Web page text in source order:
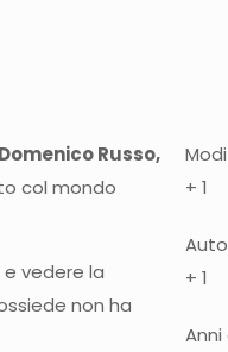
Russo,
col mondo
e vedere la
non ha
+ 1
+ 1